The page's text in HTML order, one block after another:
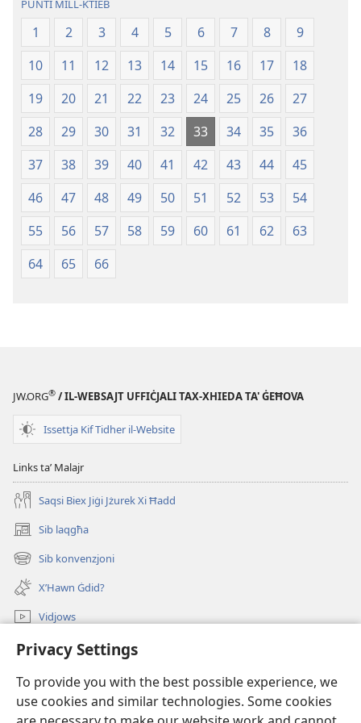
Privacy Settings
To provide you with the best possible experience, we
use cookies and similar technologies. Some cookies
l-
Iskrittura
Mqaddsa
(Reviżjoni
tal-
2013)
Ġdida
taʼ
Iskrittura
Mqaddsa
(Reviżjoni
tal-
2013)
PUNTI MILL-KTIEB
1 2 3 4 5 6 7 8
9
10
11 12 13 14 15 16 17
18
19
20 21 22 23 24 25 26
27
28
29 30 31 32 33 34 35
36
37
38 39 40 41 42 43 44
45
46
47 48 49 50 51 52 53
54
55
56 57 58 59 60 61 62
63
64
65 66
JW.ORG® / IL-WEBSAJT UFFIĊJALI TAX-XHIEDA TA' ĠEĦOVA
Issettja Kif Tidher il-Website
Links taʼ Malajr
Saqsi Biex Jiġi Jżurek Xi Ħadd
Sib laqgħa
(opens
new
window)
Sib konvenzjoni
(opens
new
window)
X’Hawn Ġdid?
Vidjows
Fittex f’JW.ORG
Donazzjonijiet
(opens
new